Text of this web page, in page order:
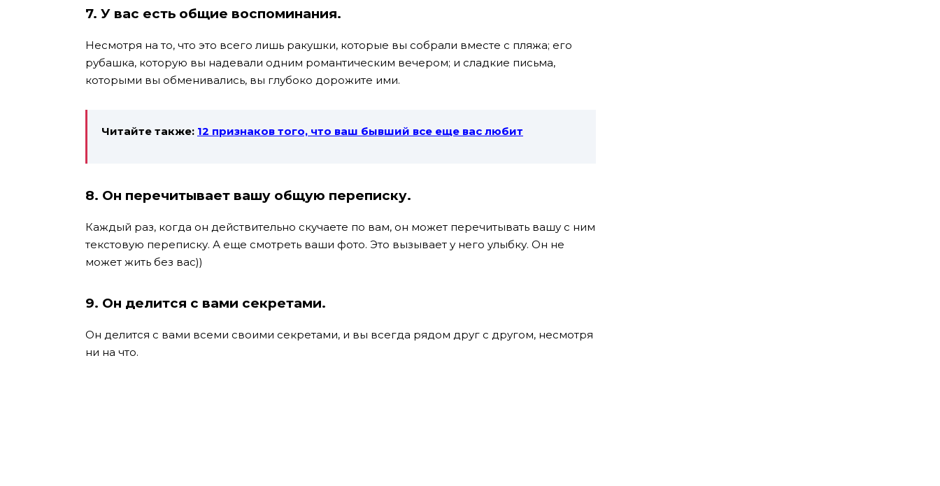
7. У вас есть общие воспоминания.
Несмотря на то, что это всего лишь ракушки, которые вы собрали вместе с пляжа; его
рубашка, которую вы надевали одним романтическим вечером; и сладкие письма,
которыми вы обменивались, вы глубоко дорожите ими.
Читайте также: 12 признаков того, что ваш бывший все еще вас любит
8. Он перечитывает вашу общую переписку.
Каждый раз, когда он действительно скучаете по вам, он может перечитывать вашу с ним
текстовую переписку. А еще смотреть ваши фото. Это вызывает у него улыбку. Он не
может жить без вас))
9. Он делится с вами секретами.
Он делится с вами всеми своими секретами, и вы всегда рядом друг с другом, несмотря
ни на что.